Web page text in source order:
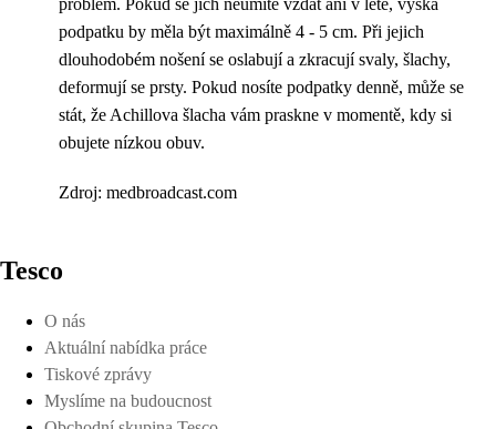
problém. Pokud se jich neumíte vzdát ani v létě, výška
podpatku by měla být maximálně 4 - 5 cm. Při jejich
dlouhodobém nošení se oslabují a zkracují svaly, šlachy,
deformují se prsty. Pokud nosíte podpatky denně, může se
stát, že Achillova šlacha vám praskne v momentě, kdy si
obujete nízkou obuv.
Zdroj: medbroadcast.com
Tesco
O nás
Aktuální nabídka práce
Tiskové zprávy
Myslíme na budoucnost